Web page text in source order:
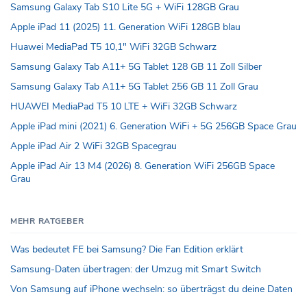
Samsung Galaxy Tab S10 Lite 5G + WiFi 128GB Grau
Apple iPad 11 (2025) 11. Generation WiFi 128GB blau
Huawei MediaPad T5 10,1" WiFi 32GB Schwarz
Samsung Galaxy Tab A11+ 5G Tablet 128 GB 11 Zoll Silber
Samsung Galaxy Tab A11+ 5G Tablet 256 GB 11 Zoll Grau
HUAWEI MediaPad T5 10 LTE + WiFi 32GB Schwarz
Apple iPad mini (2021) 6. Generation WiFi + 5G 256GB Space Grau
Apple iPad Air 2 WiFi 32GB Spacegrau
Apple iPad Air 13 M4 (2026) 8. Generation WiFi 256GB Space
Grau
MEHR RATGEBER
Was bedeutet FE bei Samsung? Die Fan Edition erklärt
Samsung-Daten übertragen: der Umzug mit Smart Switch
Von Samsung auf iPhone wechseln: so überträgst du deine Daten